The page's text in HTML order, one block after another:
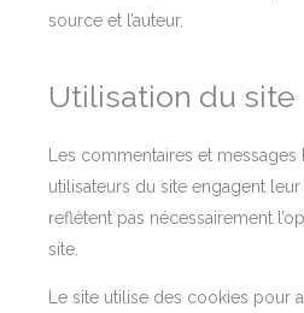
source et l’auteur.
Utilisation du site
Les commentaires et messages
utilisateurs du site engagent
reflètent pas nécessairement
site.
Le site utilise des cookies pour